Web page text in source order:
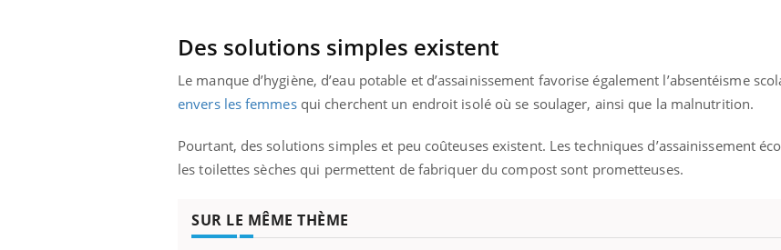
Des solutions simples existent
Le manque d’hygiène, d’eau potable et d’assainissement favorise également l’absentéisme
envers les femmesqui cherchent un endroit isolé où se soulager, ainsi que la malnutrition.
Pourtant, des solutions simples et peu coûteuses existent. Les techniques d’assainissement
les toilettes sèches qui permettent de fabriquer du compost sont prometteuses.
SUR LE MÊME THÈME